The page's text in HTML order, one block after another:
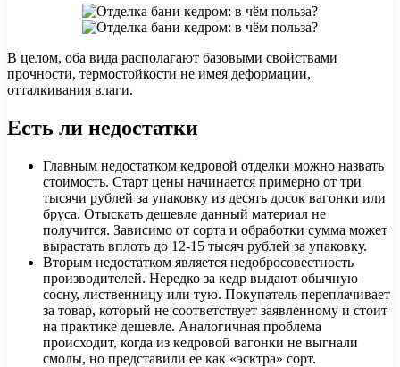
В целом, оба вида располагают базовыми свойствами
прочности, термостойкости не имея деформации,
отталкивания влаги.
Есть ли недостатки
Главным недостатком кедровой отделки можно назвать
стоимость. Старт цены начинается примерно от три
тысячи рублей за упаковку из десять досок вагонки или
бруса. Отыскать дешевле данный материал не
получится. Зависимо от сорта и обработки сумма может
вырастать вплоть до 12-15 тысяч рублей за упаковку.
Вторым недостатком является недобросовестность
производителей. Нередко за кедр выдают обычную
сосну, лиственницу или тую. Покупатель переплачивает
за товар, который не соответствует заявленному и стоит
на практике дешевле. Аналогичная проблема
происходит, когда из кедровой вагонки не выгнали
смолы, но представили ее как «эсктра» сорт.